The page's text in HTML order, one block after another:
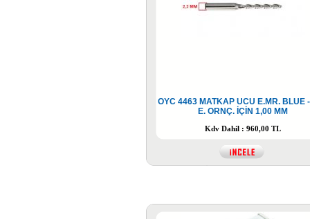
OYC 4463 MATKAP UCU E.MR. BLUE
E. ORNÇ. İÇİN 1,00 MM
Kdv Dahil : 960,00 TL